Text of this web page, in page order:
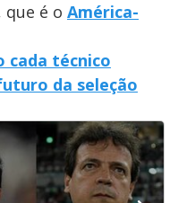
é o América-
cada técnico
da seleção